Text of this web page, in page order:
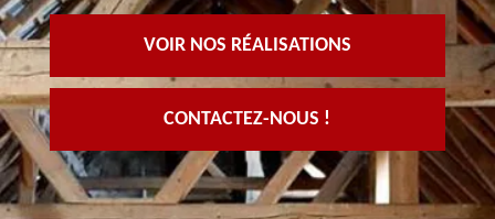
VOIR NOS RÉALISATIONS
CONTACTEZ-NOUS !